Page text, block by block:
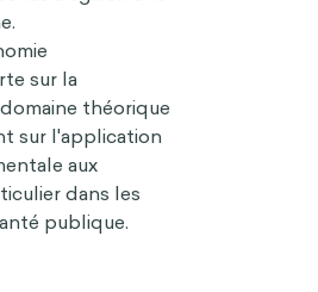
sur la
théorique
sur l'application
aux
dans les
publique.